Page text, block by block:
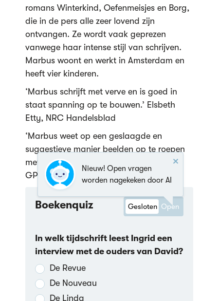
romans Winterkind, Oefenmeisjes en Borg,
die in de pers alle zeer lovend zijn
ontvangen. Ze wordt vaak geprezen
vanwege haar intense stijl van schrijven.
Marbus woont en werkt in Amsterdam en
heeft vier kinderen.
‘Marbus schrijft met verve en is goed in
staat spanning op te bouwen.’ Elsbeth
Etty, NRC Handelsblad
‘Marbus weet op een geslaagde en
suggestieve manier beelden op te roepen
met weinig middelen.’ Jacob Moerman,
GPD-kranten
Boekenquiz Gesloten Open
Nieuw! Open vragen
worden nagekeken door AI
In welk tijdschrift leest Ingrid een
interview met de ouders van David?
De Revue
De Nouveau
De Linda